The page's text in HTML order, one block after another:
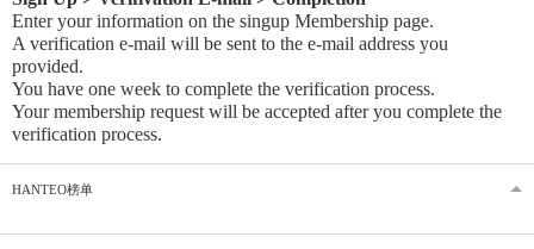
Enter your information on the singup Membership page.
A verification e-mail will be sent to the e-mail address you
provided.
You have one week to complete the verification process.
Your membership request will be accepted after you complete the
verification process.
HANTEO榜单